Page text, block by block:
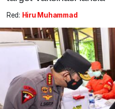
Red: Hiru Muhammad